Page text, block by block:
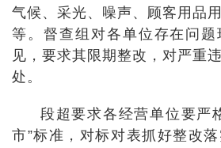
气候、采光、噪声、顾客用品
等。督查组对各单位存在问
见，要求其限期整改，对严重
处。
段超要求各经营单位要严
市”标准，对标对表抓好整改